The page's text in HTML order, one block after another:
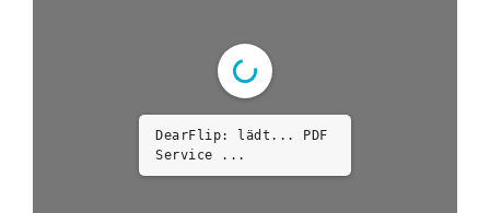
DearFlip: lädt... PDF
Service ...